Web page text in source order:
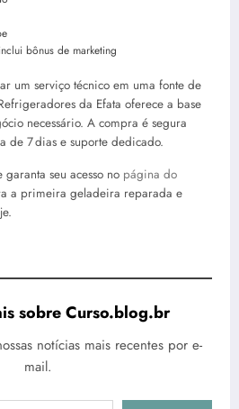
bônus de marketing
um serviço técnico em uma fonte de
da Efata oferece a base
necessário. A compra é segura
de 7 dias e suporte dedicado.
seu acesso no página do
a primeira geladeira reparada e
sobre Curso.blog.br
notícias mais recentes por e-
mail.